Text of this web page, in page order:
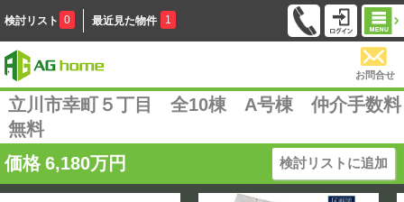
検討リスト 0 最近見た物件 1
お問合せ
立川市幸町５丁目 全10棟 A号棟 仲介手数料
無料
価格 6,180万円 検討リストに追加